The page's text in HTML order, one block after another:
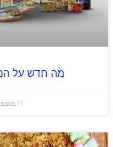
מה חדש על
11 בנובמבר 2016